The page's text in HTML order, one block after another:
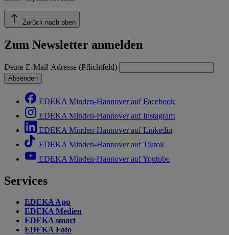
Zurück nach oben
Zum Newsletter anmelden
Deine E-Mail-Adresse (Pflichtfeld)
Absenden
EDEKA Minden-Hannover auf Facebook
EDEKA Minden-Hannover auf Instagram
EDEKA Minden-Hannover auf Linkedin
EDEKA Minden-Hannover auf Tiktok
EDEKA Minden-Hannover auf Youtube
Services
EDEKA App
EDEKA Medien
EDEKA smart
EDEKA Foto